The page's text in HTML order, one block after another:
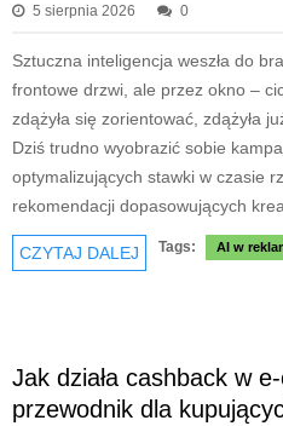
5 sierpnia 2026 0
Sztuczna inteligencja weszła do
frontowe drzwi, ale przez okno –
zdążyła się zorientować, zdążyła
Dziś trudno wyobrazić sobie
optymalizujących stawki w czasie
rekomendacji dopasowujących
CZYTAJ DALEJ Tags: AI w
Jak działa cashback w
przewodnik dla